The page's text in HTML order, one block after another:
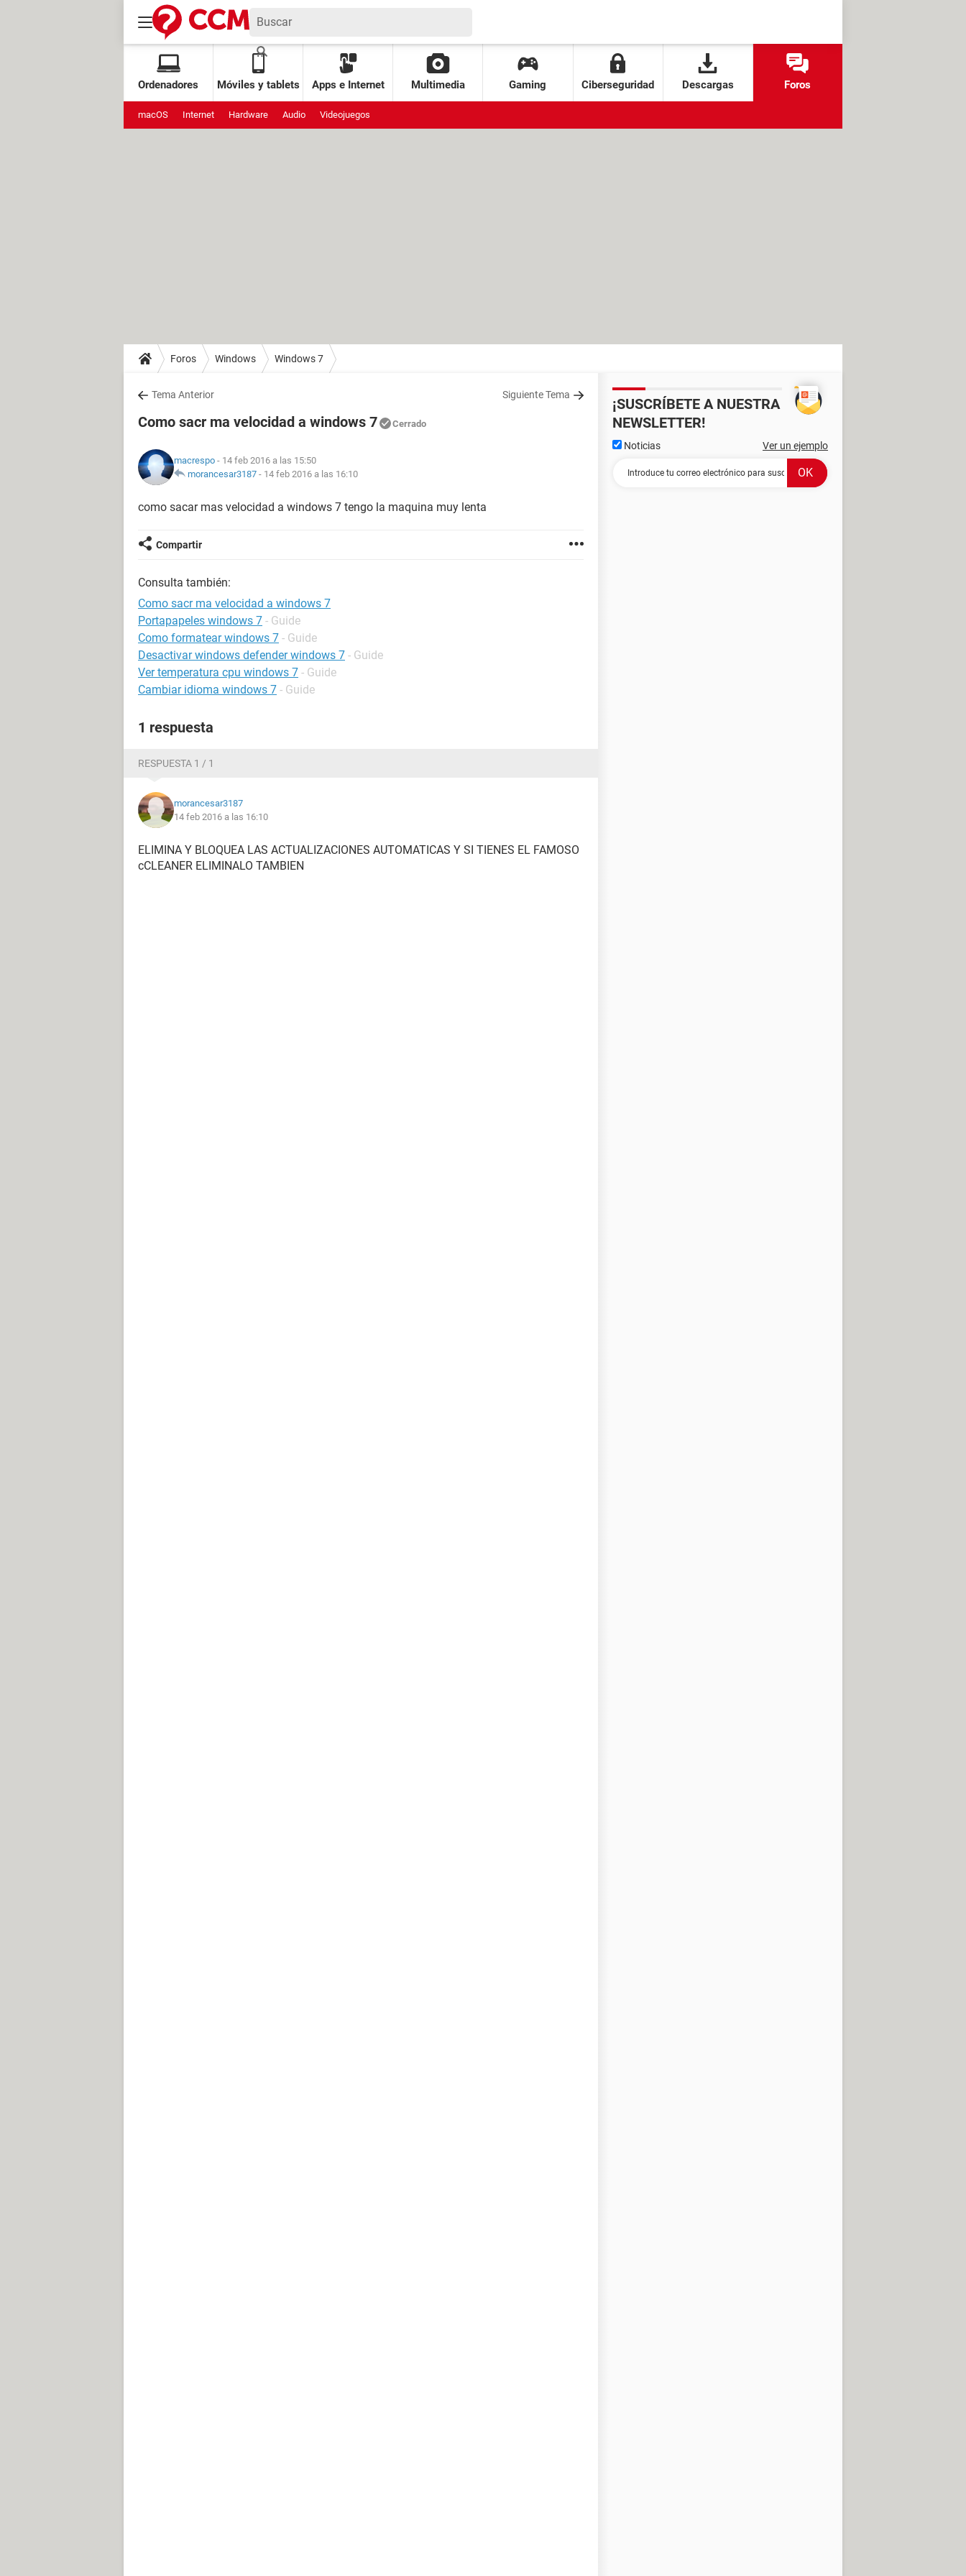
Ordenadores Móviles y tablets Apps e Internet Multimedia Gaming Ciberseguridad Descargas Foros
macOS Internet Hardware Audio Videojuegos
Foros Windows Windows 7
Tema Anterior Siguiente Tema
Como sacr ma velocidad a windows 7 Cerrado
macrespo - 14 feb 2016 a las 15:50
morancesar3187 - 14 feb 2016 a las 16:10
como sacar mas velocidad a windows 7 tengo la maquina muy lenta
Compartir
Consulta también:
Como sacr ma velocidad a windows 7
Portapapeles windows 7 - Guide
Como formatear windows 7 - Guide
Desactivar windows defender windows 7 - Guide
Ver temperatura cpu windows 7 - Guide
Cambiar idioma windows 7 - Guide
1 respuesta
RESPUESTA 1 / 1
morancesar3187
14 feb 2016 a las 16:10
ELIMINA Y BLOQUEA LAS ACTUALIZACIONES AUTOMATICAS Y SI TIENES EL FAMOSO
cCLEANER ELIMINALO TAMBIEN
¡SUSCRÍBETE A NUESTRA
NEWSLETTER!
Noticias Ver un ejemplo